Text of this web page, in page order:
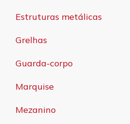
Estruturas metálicas
Grelhas
Guarda-corpo
Marquise
Mezanino